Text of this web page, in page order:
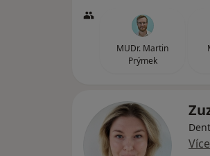
MUDr. Martin
Prýmek
Více